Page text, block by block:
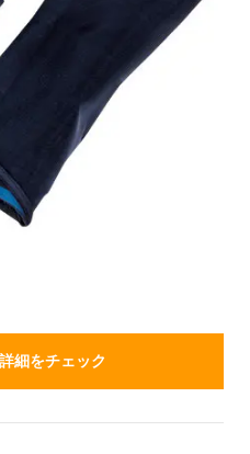
細をチェック